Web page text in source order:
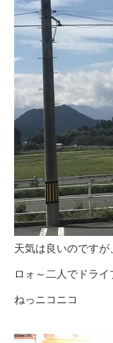
天気は良いのです
ロォ～二人でドラ
ねっニコニコ